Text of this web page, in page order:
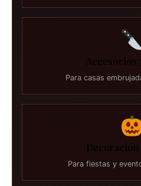
Accesorios
Para casas
Decoración
Para fiestas y